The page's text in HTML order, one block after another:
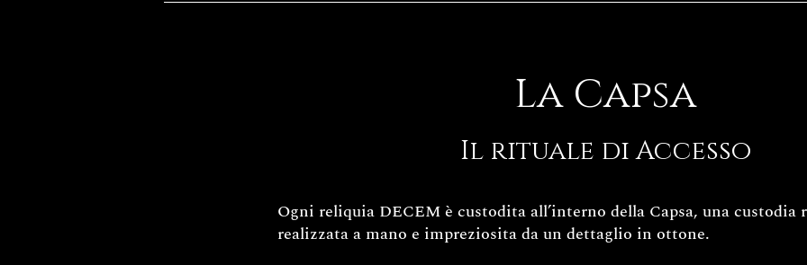
La Capsa
Il rituale di Accesso
Ogni reliquia DECEM è custodita all’interno della Capsa, una custodia
realizzata a mano e impreziosita da un dettaglio in ottone.